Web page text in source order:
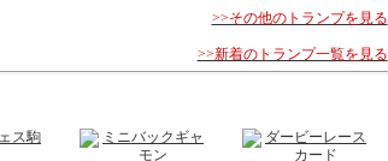
>>その他のトランプを見る
>>新着のトランプ一覧を見る